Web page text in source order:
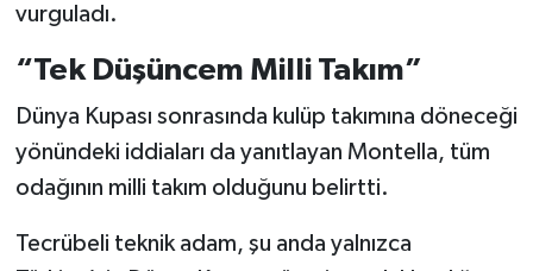
vurguladı.
“Tek Düşüncem Milli Takım”
Dünya Kupası sonrasında kulüp takımına döneceği
yönündeki iddiaları da yanıtlayan Montella, tüm
odağının milli takım olduğunu belirtti.
Tecrübeli teknik adam, şu anda yalnızca